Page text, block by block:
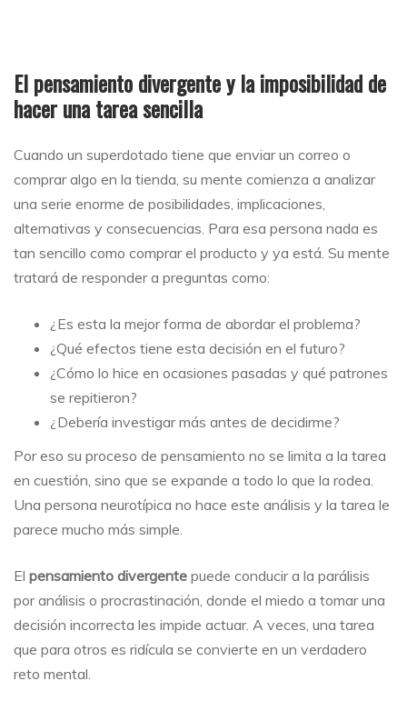
El pensamiento divergente y la imposibilidad de
hacer una tarea sencilla
Cuando un superdotado tiene que enviar un correo o
comprar algo en la tienda, su mente comienza a analizar
una serie enorme de posibilidades, implicaciones,
alternativas y consecuencias. Para esa persona nada es
tan sencillo como comprar el producto y ya está. Su mente
tratará de responder a preguntas como:
¿Es esta la mejor forma de abordar el problema?
¿Qué efectos tiene esta decisión en el futuro?
¿Cómo lo hice en ocasiones pasadas y qué patrones
se repitieron?
¿Debería investigar más antes de decidirme?
Por eso su proceso de pensamiento no se limita a la tarea
en cuestión, sino que se expande a todo lo que la rodea.
Una persona neurotípica no hace este análisis y la tarea le
parece mucho más simple.
El pensamiento divergente puede conducir a la parálisis
por análisis o procrastinación, donde el miedo a tomar una
decisión incorrecta les impide actuar. A veces, una tarea
que para otros es ridícula se convierte en un verdadero
reto mental.